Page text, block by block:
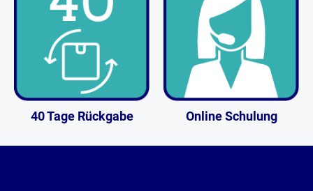
40 Tage Rückgabe Online Schulung